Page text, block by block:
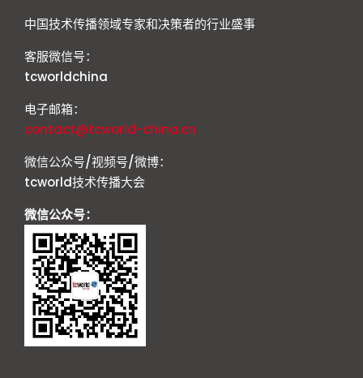
中国技术传播领域专家和决策者的行业盛事
客服微信号：
tcworldchina
电子邮箱：
contact@tcworld-china.cn
微信公众号/视频号/微博：
tcworld技术传播大会
微信公众号：